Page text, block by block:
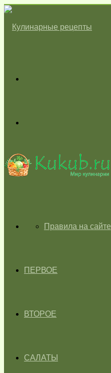
skin
ГЛАВНАЯПравила на сайте
ПЕРВОЕ
ВТОРОЕ
САЛАТЫ